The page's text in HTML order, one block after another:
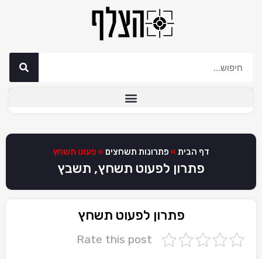
דף הבית » פתרונות תשחצים » פעוט תשחץ
פתרון לפעוט תשחץ, תשבץ
פתרון לפעוט תשחץ
Rate this post